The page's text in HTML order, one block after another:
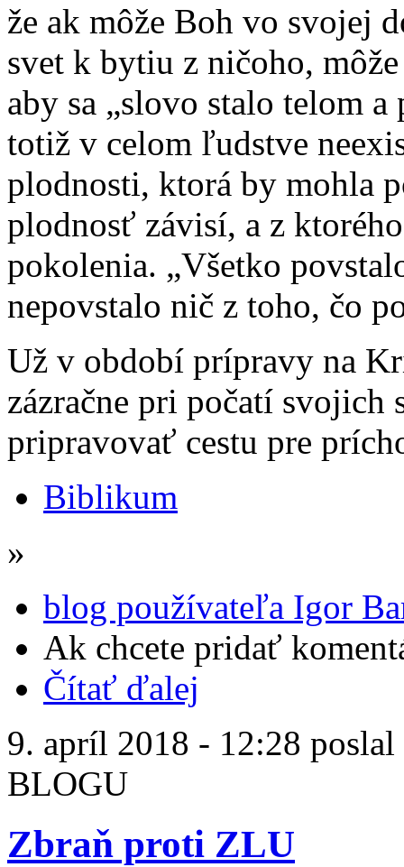
že ak môže Boh vo svojej
svet k bytiu z ničoho,
aby sa „slovo stalo telom
totiž v celom ľudstve
plodnosti, ktorá by mohla
plodnosť závisí, a z
pokolenia. „Všetko
nepovstalo nič z toho, čo
Už v období prípravy na
zázračne pri počatí
pripravovať cestu pre
Biblikum
»
blog používateľa Igor
Ak chcete pridať
Čítať ďalej
9. apríl 2018 - 12:28 poslal
BLOGU
Zbraň proti ZLU